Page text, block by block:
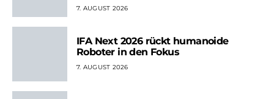
7. AUGUST 2026
IFA Next 2026 rückt humanoide
Roboter in den Fokus
7. AUGUST 2026